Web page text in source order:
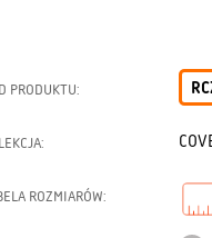
PRODUKTU:
ROZMIARÓW: